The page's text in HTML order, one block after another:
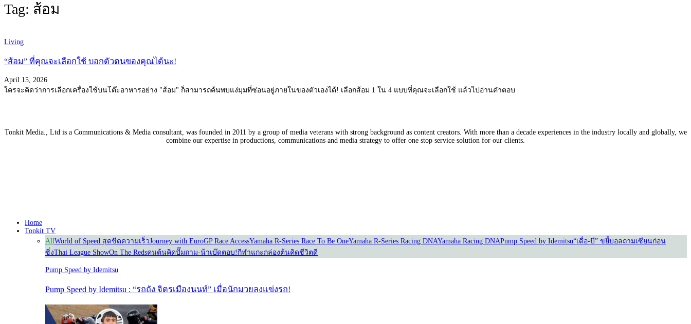
Tag: ส้อม
Living
“ส้อม” ที่คุณจะเลือกใช้ บอกตัวตนของคุณได้นะ!
April 15, 2026
ใครจะคิดว่าการเลือกเครื่องใช้บนโต๊ะอาหารอย่าง "ส้อม" ก็สามารถค้นพบแง่มุมที่ซ่อนอยู่ภายในของตัวเองได้! เลือกส้อม 1 ใน 4 แบบที่คุณจะเลือกใช้ แล้วไปอ่านคำตอบ
Tonkit Media., Ltd is a Communications & Media consultant, was founded in 2011 by a group of media veterans with strong background as content creators. With more than a decade experiences in the industry locally and globally, we
combine our expertise in productions, communications and media strategy to offer one stop service solution for our clients.
Home
Tonkit TV
AllWorld of Speed สุดขีดความเร็วJourney with EuroGP Race AccessYamaha R-Series Race To Be OneYamaha R-Series Racing DNAYamaha Racing DNAPump Speed by Idemitsu“เดื่อ-บี” ขยี้บอลถามเซียนก่อน
ซิ่งThai League ShowOn The Redsคนต้นคิดปั๊มถาม-น้าเบ๊ดตอบ!กีฬาแกะกล่องต้นคิดชีวิตดี
Pump Speed by Idemitsu
Pump Speed by Idemitsu : “รถถัง จิตรเมืองนนท์” เมื่อนักมวยลงแข่งรถ!